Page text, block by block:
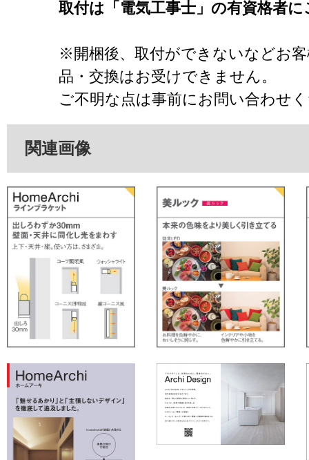
取付は「電気工事士」の有資格者
※開梱後、取付ができないなどお
品・交換はお受けできません。
ご不明な点は事前にお問い合わせ
関連画像